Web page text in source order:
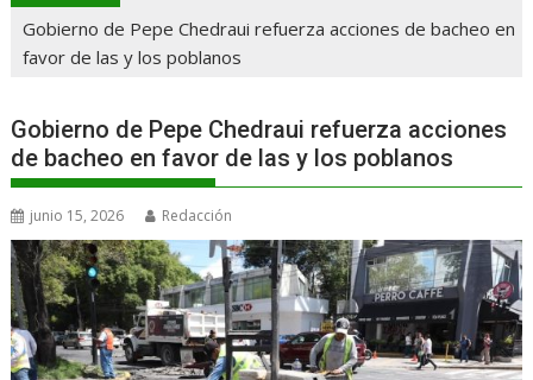
Gobierno de Pepe Chedraui refuerza acciones de bacheo en
favor de las y los poblanos
Gobierno de Pepe Chedraui refuerza acciones
de bacheo en favor de las y los poblanos
junio 15, 2026 Redacción